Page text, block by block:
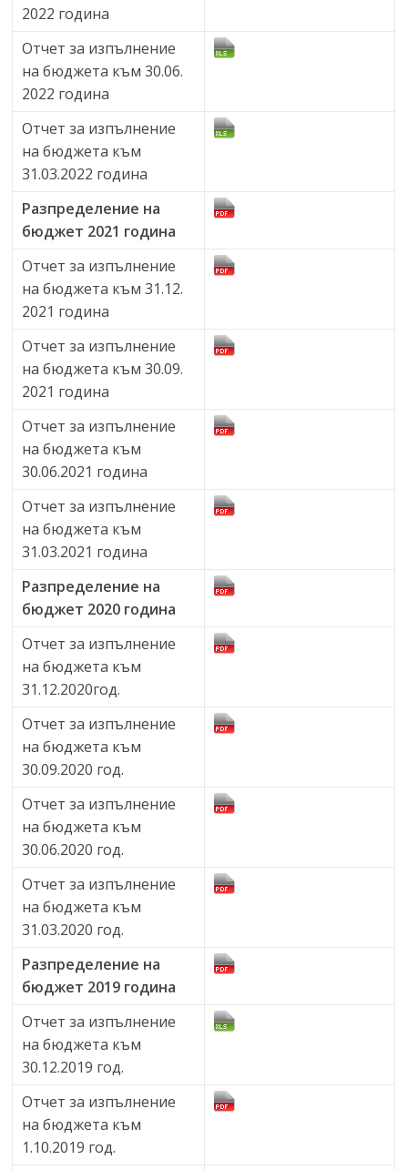
2022 година
Отчет за изпълнение
на бюджета към 30.06.
2022 година
Отчет за изпълнение
на бюджета към
31.03.2022 година
Разпределение на
бюджет 2021 година
Отчет за изпълнение
на бюджета към 31.12.
2021 година
Отчет за изпълнение
на бюджета към 30.09.
2021 година
Отчет за изпълнение
на бюджета към
30.06.2021 година
Отчет за изпълнение
на бюджета към
31.03.2021 година
Разпределение на
бюджет 2020 година
Отчет за изпълнение
на бюджета към
31.12.2020год.
Отчет за изпълнение
на бюджета към
30.09.2020 год.
Отчет за изпълнение
на бюджета към
30.06.2020 год.
Отчет за изпълнение
на бюджета към
31.03.2020 год.
Разпределение на
бюджет 2019 година
Отчет за изпълнение
на бюджета към
30.12.2019 год.
Отчет за изпълнение
на бюджета към
1.10.2019 год.